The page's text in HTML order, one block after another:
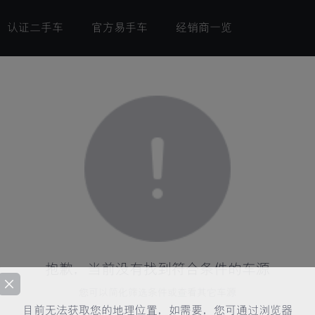
认证二手车 官方易手车 经销商一览
目前无法获取您的地理位置，如需要，您可通过浏览器
抱歉，当前没有找到符合条件的车源